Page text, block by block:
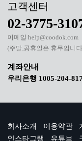
02-3775-
이메일 help@coodok.com
(주말,공휴일은 휴무입니
우리은행 1005-204-
회사소개 이용약관
인스타그램
유튜브